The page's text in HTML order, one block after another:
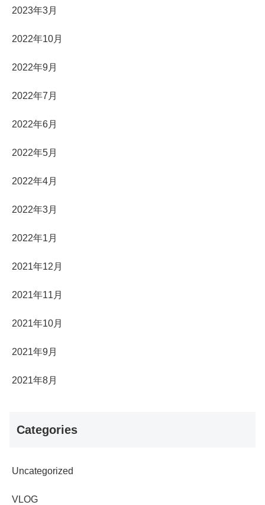
2023年3月
2022年10月
2022年9月
2022年7月
2022年6月
2022年5月
2022年4月
2022年3月
2022年1月
2021年12月
2021年11月
2021年10月
2021年9月
2021年8月
Categories
Uncategorized
VLOG